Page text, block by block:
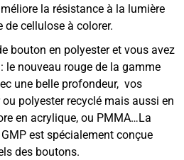
la résistance à la lumière
de cellulose à colorer.
bouton en polyester et vous avez
le nouveau rouge de la gamme
une belle profondeur, vos
polyester recyclé mais aussi en
en acrylique, ou PMMA…La
est spécialement conçue
des boutons.